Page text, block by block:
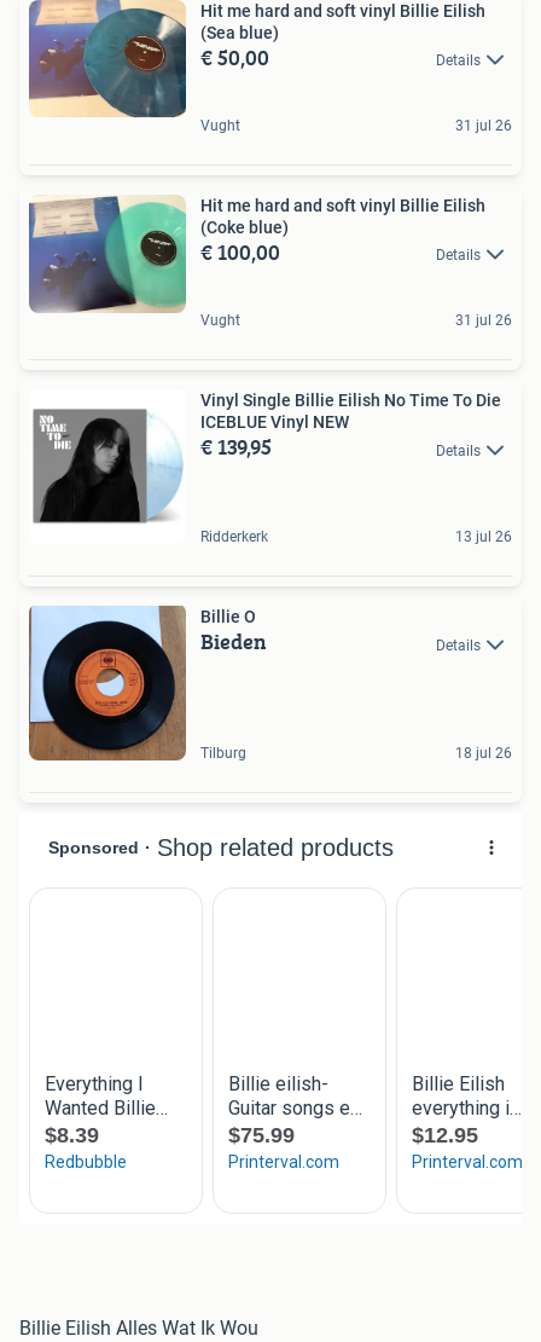
Hit me hard and soft vinyl Billie Eilish
(Sea blue)
€ 50,00 Details
Vught 31 jul 26
Hit me hard and soft vinyl Billie Eilish
(Coke blue)
€ 100,00 Details
Vught 31 jul 26
Vinyl Single Billie Eilish No Time To Die
ICEBLUE Vinyl NEW
€ 139,95 Details
Ridderkerk 13 jul 26
Billie O
Bieden Details
Tilburg 18 jul 26
Billie Eilish Alles Wat Ik Wou